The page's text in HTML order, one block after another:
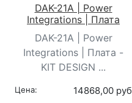
DAK-21A | Power
Integrations | Плата
DAK-21A | Power
Integrations | Плата -
KIT DESIGN ...
Цена: 14868,00 руб